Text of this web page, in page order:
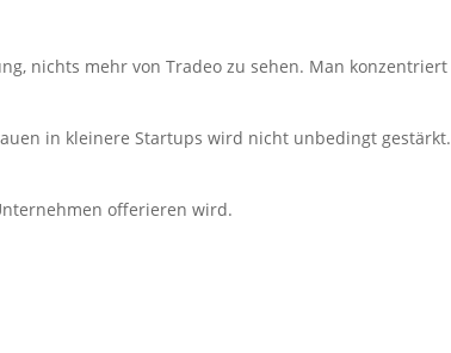
nichts mehr von Tradeo zu sehen. Man konzentriert
in kleinere Startups wird nicht unbedingt gestärkt.
offerieren wird.